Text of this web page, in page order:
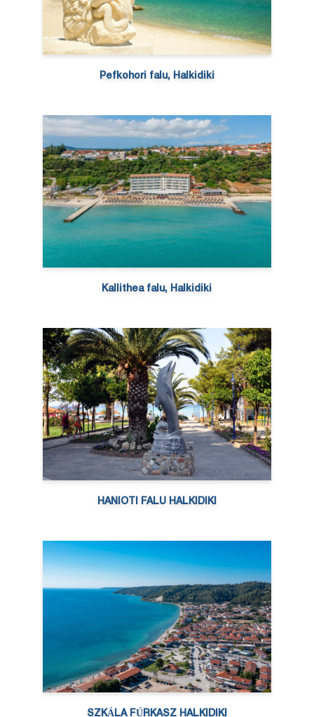
Pefkohori falu, Halkidiki
Kallithea falu, Halkidiki
HANIOTI FALU HALKIDIKI
SZKÁLA FÚRKASZ HALKIDIKI